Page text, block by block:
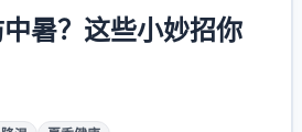
暑？这些小妙招你